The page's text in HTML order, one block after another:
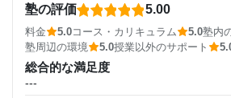
英語の偏差値が低く数学の偏差値は
で入塾したが。英語の成績が人並みに
中学3年
受講コース
塾内の環境
過去問などの教材がかなり充実しており
塾の評価 5.00
料金 5.0コース・カリキュラム 5.0塾内
塾周辺の環境
5.0授業以外のサポート
総合的な満足度
---